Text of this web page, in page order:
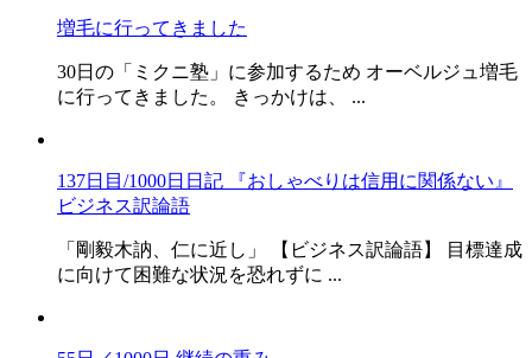
増毛に行ってきました
30日の「ミクニ塾」に参加するため オーベルジュ増毛
に行ってきました。 きっかけは、 ...
137日目/1000日日記 『おしゃべりは信用に関係ない』
ビジネス訳論語
「剛毅木訥、仁に近し」 【ビジネス訳論語】 目標達成
に向けて困難な状況を恐れずに ...